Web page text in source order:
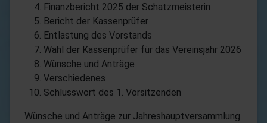
Finanzbericht 2025 der Schatzmeisterin
Bericht der Kassenprüfer
Entlastung des Vorstands
Wahl der Kassenprüfer für das Vereinsjahr 2026
Wünsche und Anträge
Verschiedenes
Schlusswort des 1. Vorsitzenden
Wünsche und Anträge zur Jahreshauptversammlung